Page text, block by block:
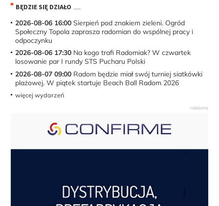
BĘDZIE SIĘ DZIAŁO
2026-08-06 16:00 Sierpień pod znakiem zieleni. Ogród
Społeczny Topola zaprasza radomian do wspólnej pracy i
odpoczynku
2026-08-06 17:30 Na kogo trafi Radomiak? W czwartek
losowanie par I rundy STS Pucharu Polski
2026-08-07 09:00 Radom będzie miał swój turniej siatkówki
plażowej. W piątek startuje Beach Ball Radom 2026
więcej wydarzeń